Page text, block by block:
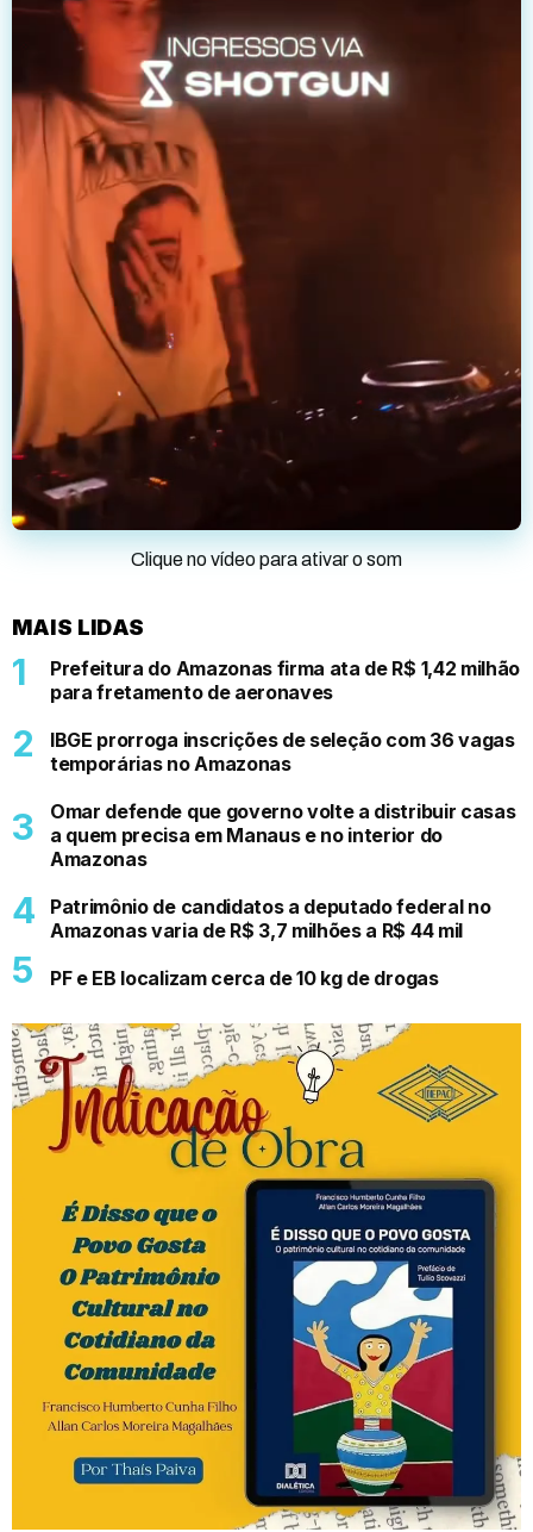
Clique no vídeo para ativar o som
MAIS LIDAS
Prefeitura do Amazonas firma ata de R$ 1,42 milhão
para fretamento de aeronaves
IBGE prorroga inscrições de seleção com 36 vagas
temporárias no Amazonas
Omar defende que governo volte a distribuir casas
a quem precisa em Manaus e no interior do
Amazonas
Patrimônio de candidatos a deputado federal no
Amazonas varia de R$ 3,7 milhões a R$ 44 mil
PF e EB localizam cerca de 10 kg de drogas